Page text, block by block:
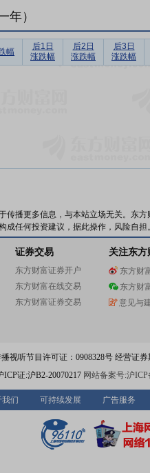
年）
幅
后1日
涨跌幅
后2日
涨跌幅
后3日
涨跌幅
传播更多信息，与本站立场无关。东
成任何投资建议，据此操作，风险自担